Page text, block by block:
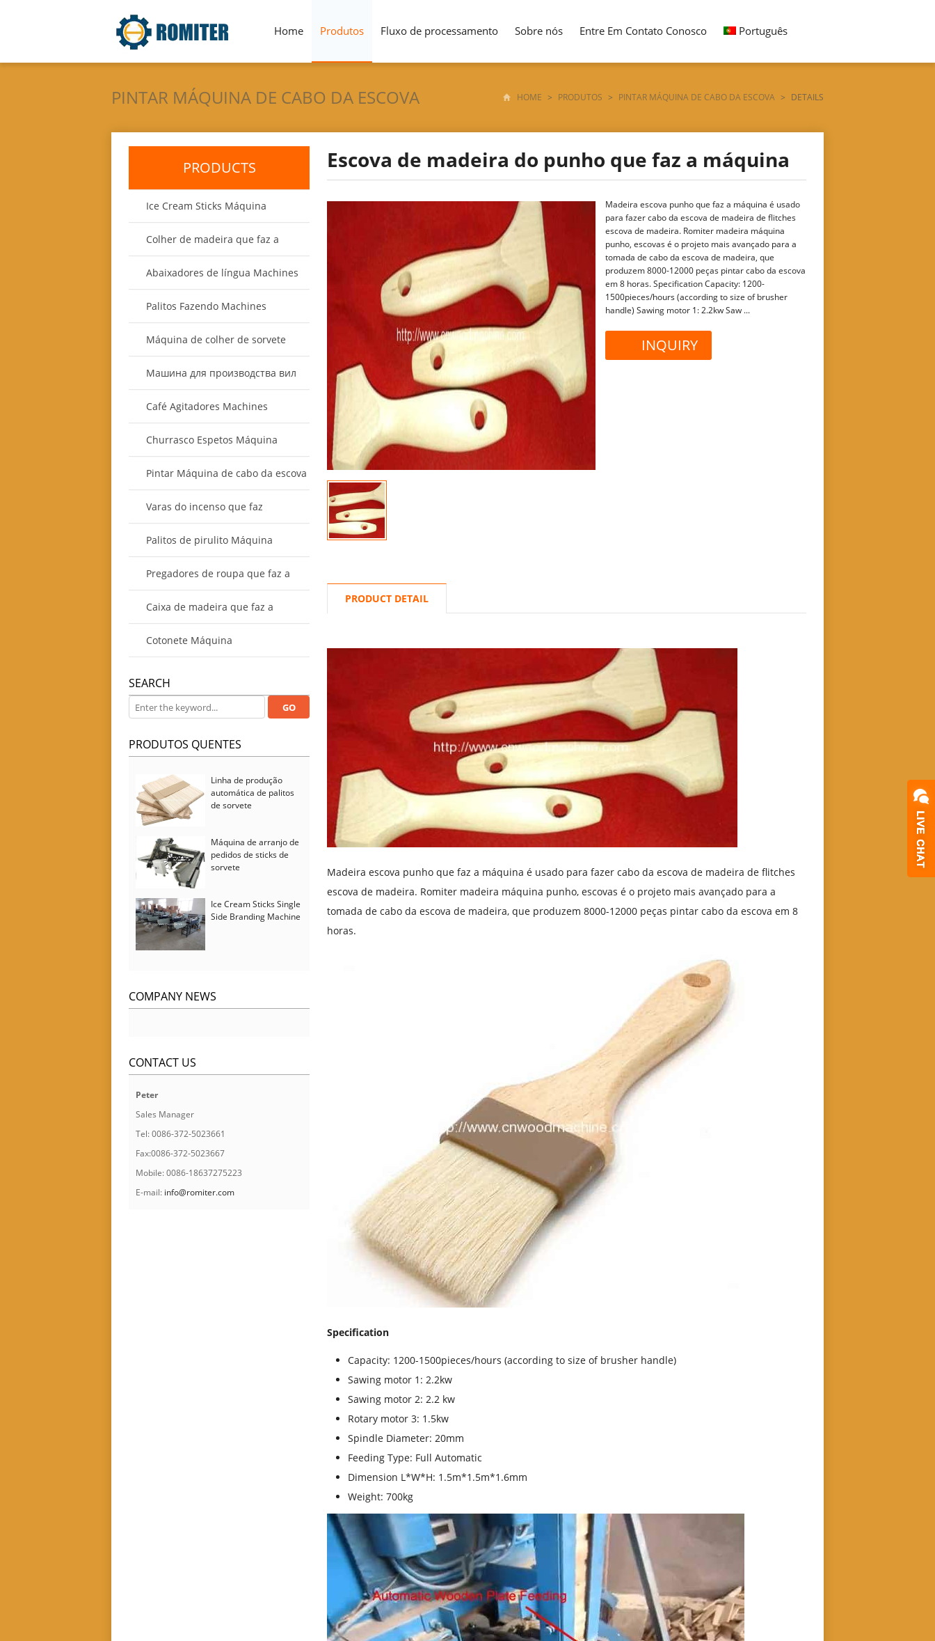
Home Produtos Fluxo de processamento Sobre nós Entre Em Contato Conosco Português
PINTAR MÁQUINA DE CABO DA ESCOVA HOME > PRODUTOS > PINTAR MÁQUINA DE CABO DA ESCOVA > DETAILS
Escova de madeira do punho que faz a máquina
Madeira escova punho que faz a máquina é usado
para fazer cabo da escova de madeira de flitches
escova de madeira. Romiter madeira máquina
punho, escovas é o projeto mais avançado para a
tomada de cabo da escova de madeira, que
produzem 8000-12000 peças pintar cabo da escova
em 8 horas. Specification Capacity: 1200-
1500pieces/hours (according to size of brusher
handle) Sawing motor 1: 2.2kw Saw ...
INQUIRY
PRODUCT DETAIL
Madeira escova punho que faz a máquina é usado para fazer cabo da escova de madeira de flitches
escova de madeira. Romiter madeira máquina punho, escovas é o projeto mais avançado para a
tomada de cabo da escova de madeira, que produzem 8000-12000 peças pintar cabo da escova em 8
horas.
Specification
Capacity: 1200-1500pieces/hours (according to size of brusher handle)
Sawing motor 1: 2.2kw
Sawing motor 2: 2.2 kw
Rotary motor 3: 1.5kw
Spindle Diameter: 20mm
Feeding Type: Full Automatic
Dimension L*W*H: 1.5m*1.5m*1.6mm
Weight: 700kg
PRODUCTS
Ice Cream Sticks Máquina
Colher de madeira que faz a
máquina
Abaixadores de língua Machines
Palitos Fazendo Machines
Máquina de colher de sorvete
Машина для производства вил
Café Agitadores Machines
Churrasco Espetos Máquina
Pintar Máquina de cabo da escova
Varas do incenso que faz
máquinas
Palitos de pirulito Máquina
Pregadores de roupa que faz a
máquina
Caixa de madeira que faz a
máquina
Cotonete Máquina
SEARCH
PRODUTOS QUENTES
Linha de produção
automática de palitos
de sorvete
Máquina de arranjo de
pedidos de sticks de
sorvete
Ice Cream Sticks Single
Side Branding Machine
COMPANY NEWS
CONTACT US
Peter
Sales Manager
Tel: 0086-372-5023661
Fax:0086-372-5023667
Mobile: 0086-18637275223
E-mail: info@romiter.com